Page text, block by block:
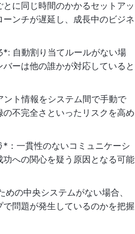
とに同じ時間のかかるセットアッ
ンチが遅延し、成長中のビジネ
*: 自動割り当てルールがない場
ーは他の誰かが対応していると
ント情報をシステム間で手動で
不完全さといったリスクを高め
*：一貫性のないコミュニケーシ
への関心を疑う原因となる可能
めの中央システムがない場合、
問題が発生しているのかを把握